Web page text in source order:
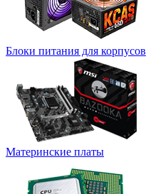
Блоки питания для корпусов
Материнские платы